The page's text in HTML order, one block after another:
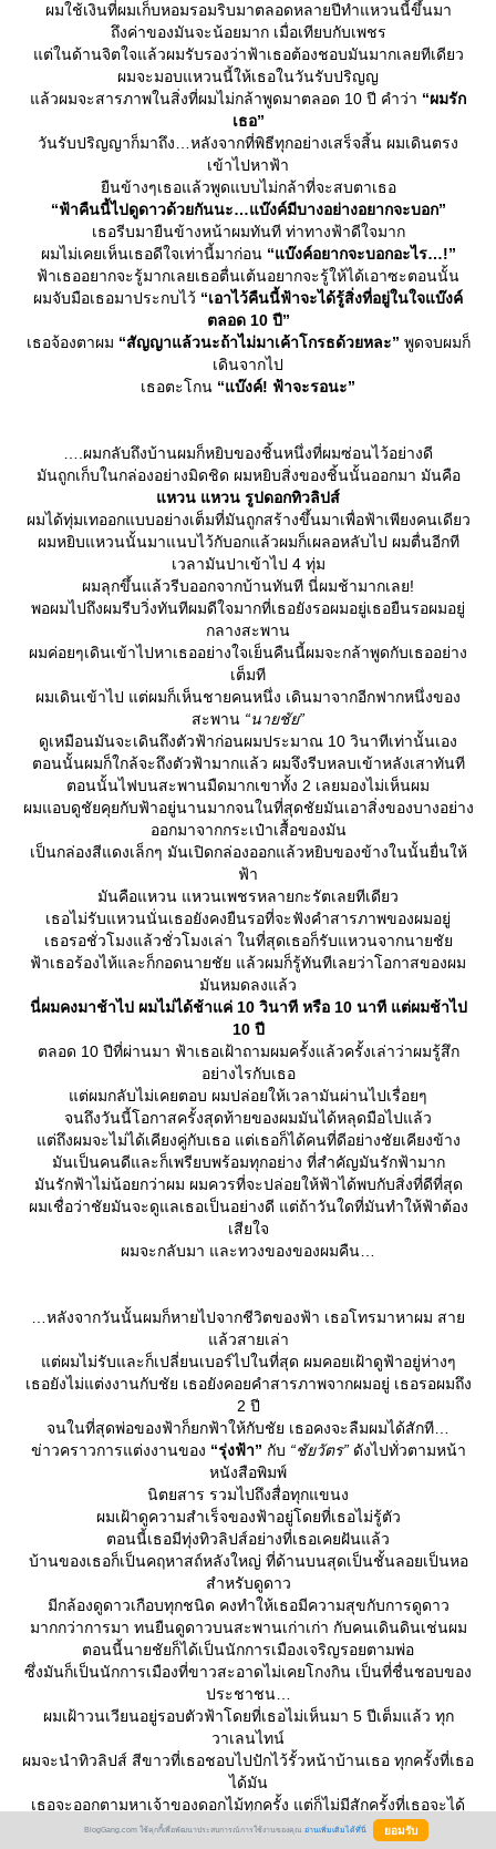
ผมใช้เงินที่ผมเก็บหอมรอมริบมาตลอดหลายปีทำแหวนนี้ขึ้นมา
ถึงค่าของมันจะน้อยมาก เมื่อเทียบกับเพชร
ต่ในด้านจิตใจแล้วผมรับรองว่าฟ้าเธอต้องชอบมันมากเลยทีเดียว
ผมจะมอบแหวนนี้ให้เธอในวันรับปริญญ
ล้วผมจะสารภาพในสิ่งที่ผมไม่กล้าพูดมาตลอด 10 ปี คำว่า “ผมรัก
เธอ”
วันรับปริญญาก็มาถึง…หลังจากที่พิธีทุกอย่างเสร็จสิ้น ผมเดินตรง
เข้าไปหาฟ้า
ืนข้างๆเธอแล้วพูดแบบไม่กล้าที่จะสบตาเธอ
“ฟ้าคืนนี้ไปดูดาวด้วยกันนะ…แบ๊งค์มีบางอย่างอยากจะบอก”
เธอรีบมายืนข้างหน้าผมทันที ท่าทางฟ้าดีใจมาก
ผมไม่เคยเห็นเธอดีใจเท่านี้มาก่อน “แบ๊งค์อยากจะบอกอะไร…!”
ฟ้าเธออยากจะรู้มากเลยเธอตื่นเต้นอยากจะรู้ให้ได้เอาซะตอนนั้น
ผมจับมือเธอมาประกบไว้ “เอาไว้คืนนี้ฟ้าจะได้รู้สิ่งที่อยู่ในใจแบ๊งค์
ตลอด 10 ปี”
เธอจ้องตาผม “สัญญาแล้วนะถ้าไม่มาเค้าโกรธด้วยหละ” พูดจบผมก็
เดินจากไป
เธอตะโกน “แบ๊งค์! ฟ้าจะรอนะ”
.ผมกลับถึงบ้านผมก็หยิบของชิ้นหนึ่งที่ผมซ่อนไว้อย่างดี
มันถูกเก็บในกล่องอย่างมิดชิด ผมหยิบสิ่งของชิ้นนั้นออกมา มันคือ
หวน แหวน รูปดอกทิวลิปส์
ผมได้ทุ่มเทออกแบบอย่างเต็มที่มันถูกสร้างขึ้นมาเพื่อฟ้าเพียงคนเดียว
ผมหยิบแหวนนั้นมาแนบไว้กับอกแล้วผมก็เผลอหลับไป ผมตื่นอีกที
เวลามันปาเข้าไป 4 ทุ่ม
ผมลุกขึ้นแล้วรีบออกจากบ้านทันที นี่ผมช้ามากเลย!
พอผมไปถึงผมรีบวิ่งทันทีผมดีใจมากที่เธอยังรอผมอยู่เธอยืนรอผมอยู่
กลางสะพาน
ผมค่อยๆเดินเข้าไปหาเธออย่างใจเย็นคืนนี้ผมจะกล้าพูดกับเธออย่าง
เต็มที
ผมเดินเข้าไป แต่ผมก็เห็นชายคนหนึ่ง เดินมาจากอีกฟากหนึ่งของ
สะพาน “นายชัย”
ดูเหมือนมันจะเดินถึงตัวฟ้าก่อนผมประมาณ 10 วินาทีเท่านั้นเอง
ตอนนั้นผมก็ใกล้จะถึงตัวฟ้ามากแล้ว ผมจึงรีบหลบเข้าหลังเสาทันที
ตอนนั้นไฟบนสะพานมืดมากเขาทั้ง 2 เลยมองไม่เห็นผม
ผมแอบดูชัยคุยกับฟ้าอยู่นานมากจนในที่สุดชัยมันเอาสิ่งของบางอย่าง
ออกมาจากกระเป๋าเสื้อของมัน
เป็นกล่องสีแดงเล็กๆ มันเปิดกล่องออกแล้วหยิบของข้างในนั้นยื่นให้
ฟ้า
มันคือแหวน แหวนเพชรหลายกะรัตเลยทีเดียว
เธอไม่รับแหวนนั่นเธอยังคงยืนรอที่จะฟังคำสารภาพของผมอยู่
เธอรอชั่วโมงแล้วชั่วโมงเล่า ในที่สุดเธอก็รับแหวนจากนายชั
ฟ้าเธอร้องไห้และก็กอดนายชัย แล้วผมก็รู้ทันทีเลยว่าโอกาสของผม
มันหมดลงแล้ว
นี่ผมคงมาช้าไป ผมไม่ได้ช้าแค่ 10 วินาที หรือ 10 นาที แต่ผมช้าไป
10 ปี
ตลอด 10 ปีที่ผ่านมา ฟ้าเธอเฝ้าถามผมครั้งแล้วครั้งเล่าว่าผมรู้สึก
อย่างไรกับเธอ
ต่ผมกลับไม่เคยตอบ ผมปล่อยให้เวลามันผ่านไปเรื่อยๆ
จนถึงวันนี้โอกาสครั้งสุดท้ายของผมมันได้หลุดมือไปแล้ว
ต่ถึงผมจะไม่ได้เคียงคู่กับเธอ แต่เธอก็ได้คนที่ดีอย่างชัยเคียงข้าง
มันเป็นคนดีและก็เพรียบพร้อมทุกอย่าง ที่สำคัญมันรักฟ้ามาก
มันรักฟ้าไม่น้อยกว่าผม ผมควรที่จะปล่อยให้ฟ้าได้พบกับสิ่งที่ดีที่สุด
ผมเชื่อว่าชัยมันจะดูแลเธอเป็นอย่างดี แต่ถ้าวันใดที่มันทำให้ฟ้าต้อง
เสียใจ
ผมจะกลับมา และทวงของของผมคืน
หลังจากวันนั้นผมก็หายไปจากชีวิตของฟ้า เธอโทรมาหาผม สา
ล้วสายเล่า
ต่ผมไม่รับและก็เปลี่ยนเบอร์ไปในที่สุด ผมคอยเฝ้าดูฟ้าอยู่ห่างๆ
เธอยังไม่แต่งงานกับชัย เธอยังคอยคำสารภาพจากผมอยู่ เธอรอผมถึง
2 ปี
จนในที่สุดพ่อของฟ้าก็ยกฟ้าให้กับชัย เธอคงจะลืมผมได้สักที
ข่าวคราวการแต่งงานของ “รุ่งฟ้า” กับ “ชัยวัตร”ดังไปทั่วตามหน้า
หนังสือพิมพ์
นิตยสาร รวมไปถึงสื่อทุกแขนง
ผมเฝ้าดูความสำเร็จของฟ้าอยู่โดยที่เธอไม่รู้ตัว
ตอนนี้เธอมีทุ่งทิวลิปส์อย่างที่เธอเคยฝันแล้ว
บ้านของเธอก็เป็นคฤหาสถ์หลังใหญ่ ที่ด้านบนสุดเป็นชั้นลอยเป็นหอ
สำหรับดูดาว
มีกล้องดูดาวเกือบทุกชนิด คงทำให้เธอมีความสุขกับการดูดาว
มากกว่าการมา ทนยืนดูดาวบนสะพานเก่าเก่า กับคนเดินดินเช่นผม
ตอนนี้นายชัยก็ได้เป็นนักการเมืองเจริญรอยตามพ่อ
ซึ่งมันก็เป็นนักการเมืองที่ขาวสะอาดไม่เคยโกงกิน เป็นที่ชื่นชอบของ
ประชาชน
ผมเฝ้าวนเวียนอยู่รอบตัวฟ้าโดยที่เธอไม่เห็นมา 5 ปีเต็มแล้ว ทุก
วาเลนไทน์
ผมจะนำทิวลิปส์ สีขาวที่เธอชอบไปปักไว้รั้วหน้าบ้านเธอ ทุกครั้งที่เธอ
ได้มัน
เธอจะออกตามหาเจ้าของดอกไม้ทุกครั้ง แต่ก็ไม่มีสักครั้งที่เธอจะได้
เห็นผม
BlogGang.com ใช้คุกกี้เพื่อพัฒนาประสบการณ์การใช้งานของคุณ อ่านเพิ่มเติมได้ที่นี่